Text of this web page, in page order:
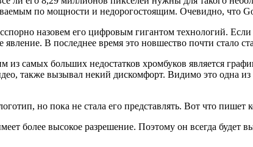
по мощности и недорогостоящим. Очевидно, что
назовем его цифровым гигантом технологий.
В последнее время это новшество почти стало
из самых больших недостатков хромбуков является
также вызывал некий дискомфорт. Видимо это одна
но пока не стала его представлять. Вот что пишет
более высокое разрешение. Поэтому он всегда